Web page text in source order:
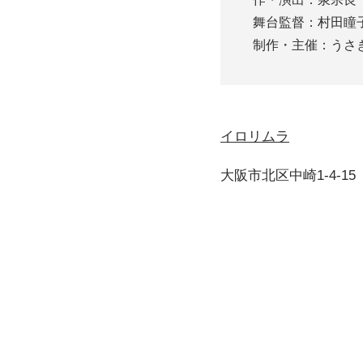
舞台監督：村田瞳
制作・主催：うさ
イロリムラ
大阪市北区中崎1-4-15